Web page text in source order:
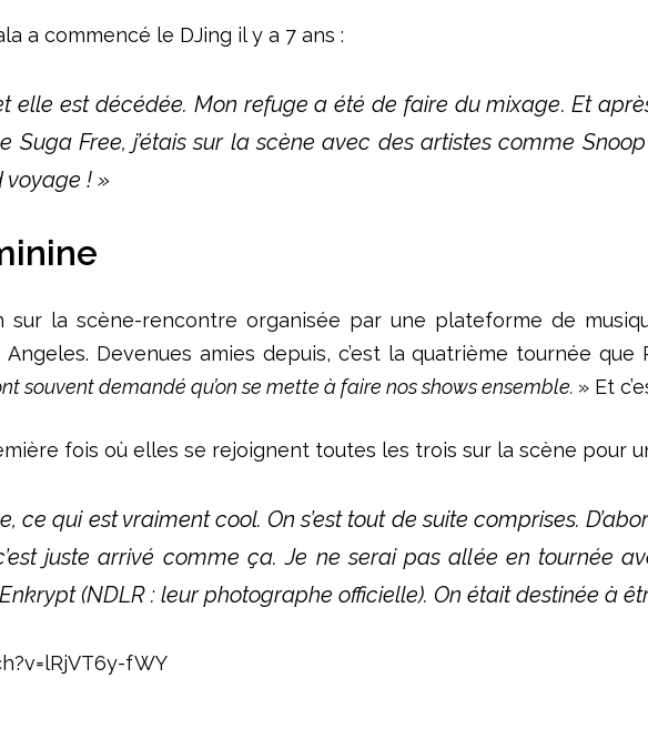
a commencé le DJing il y a 7 ans :
elle est décédée. Mon refuge a été de faire du mixage. Et
Suga Free, j’étais sur la scène avec des artistes comme
! »
e
sur la scène-rencontre organisée par une plateforme de
Angeles. Devenues amies depuis, c’est la quatrième tournée que
souvent demandé qu’on se mette à faire nos shows ensemble. » Et
fois où elles se rejoignent toutes les trois sur la scène pour
ce qui est vraiment cool. On s’est tout de suite comprises.
juste arrivé comme ça. Je ne serai pas allée en tournée
(NDLR : leur photographe officielle). On était destinée à
fWY